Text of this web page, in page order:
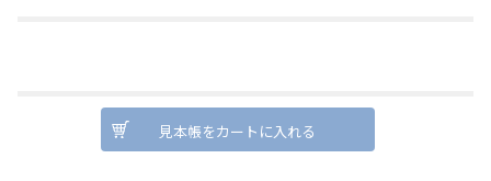
見本帳をカートに入れる